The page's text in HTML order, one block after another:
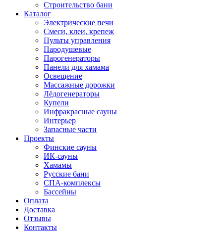
Строительство бани
Каталог
Электрические печи
Смеси, клеи, крепеж
Пульты управления
Пародушевые
Парогенераторы
Панели для хамама
Освещение
Массажные дорожки
Лёдогенераторы
Купели
Инфракрасные сауны
Интерьер
Запасные части
Проекты
Финские сауны
ИК-сауны
Хамамы
Русские бани
СПА-комплексы
Бассейны
Оплата
Доставка
Отзывы
Контакты